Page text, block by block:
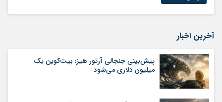
آخرین اخبار
پیش‌بینی جنجالی آرتور هیز؛ بیت‌کوین یک
میلیون دلاری می‌شود